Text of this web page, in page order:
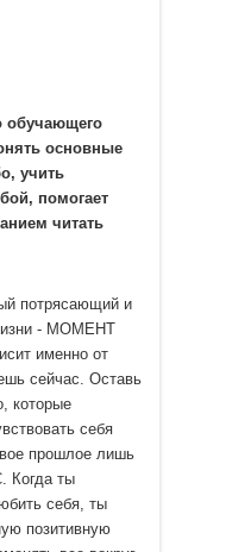
обучающего
основные
учить
помогает
читать
потрясающий и
- МОМЕНТ
именно от
сейчас. Оставь
которые
себя
прошлое лишь
Когда ты
себя, ты
позитивную